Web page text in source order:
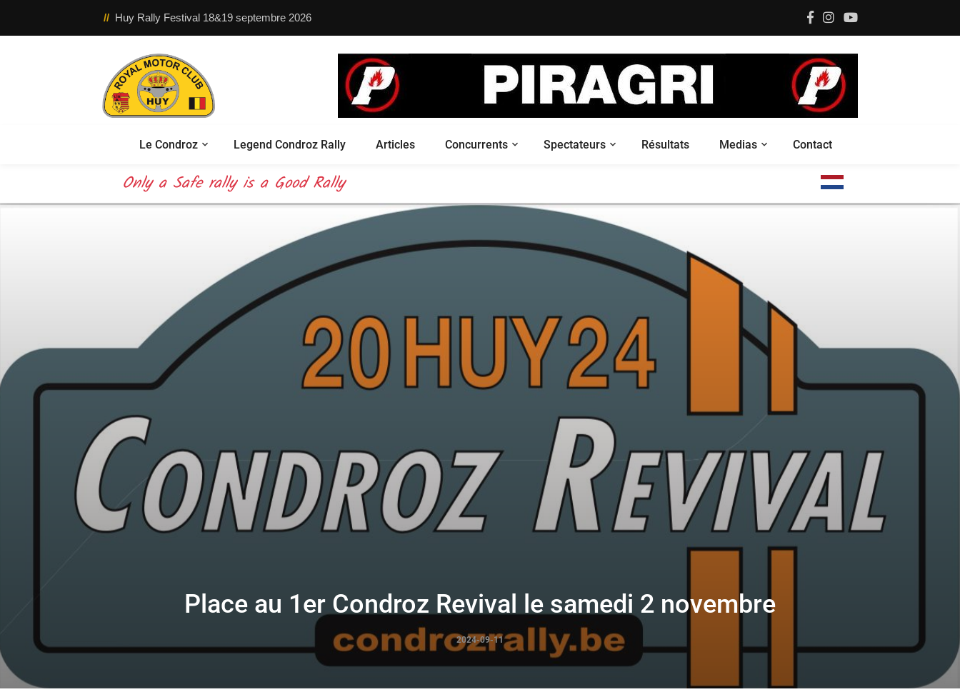
// Huy Rally Festival 18&19 septembre 2026
Le Condroz Legend Condroz Rally Articles Concurrents Spectateurs Résultats Medias Contact
Only a Safe rally is a Good Rally
OUR mission – your safety – your live
Place au 1er Condroz Revival le samedi 2 novembre
2024-09-11